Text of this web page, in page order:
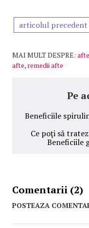
articolul precedent
MAI MULT DESPRE: afte
afte, remedii afte
Pe
Beneficiile
Ce poţi să
Beneficiile
Comentarii (2)
POSTEAZA